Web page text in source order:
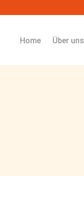
Home
Über uns